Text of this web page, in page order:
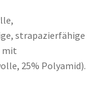
strapazierfähige
mit
25% Polyamid).